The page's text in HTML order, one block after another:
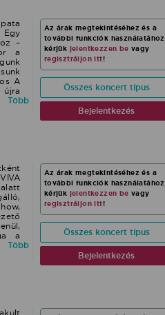
X-
–
a
A
és
es
Több
Az árak megtekintéséhez és a
további funkciók használatához
kérjük jelentkezzen be vagy
regisztráljon itt!
Összes koncert típus
Bejelentkezés
a
Több
Az árak megtekintéséhez és a
további funkciók használatához
kérjük jelentkezzen be vagy
regisztráljon itt!
Összes koncert típus
Bejelentkezés